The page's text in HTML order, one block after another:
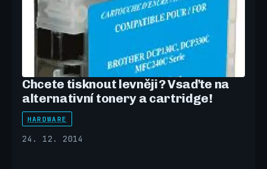
Chcete tisknout levněji? Vsaďte na
alternativní tonery a cartridge!
HARDWARE
24. 12. 2014